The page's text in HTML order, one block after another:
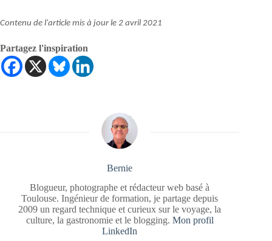
Contenu de l'article mis à jour le 2 avril 2021
Partagez l'inspiration
Bernie
Blogueur, photographe et rédacteur web basé à
Toulouse. Ingénieur de formation, je partage depuis
2009 un regard technique et curieux sur le voyage, la
culture, la gastronomie et le blogging. Mon profil
LinkedIn